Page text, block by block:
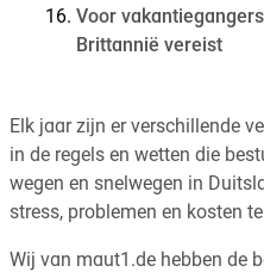
Voor
Brittannië vereist
Elk jaar zijn er verschillende
in de regels en wetten die
wegen en snelwegen in
stress, problemen en kosten
Wij van maut1.de hebben de